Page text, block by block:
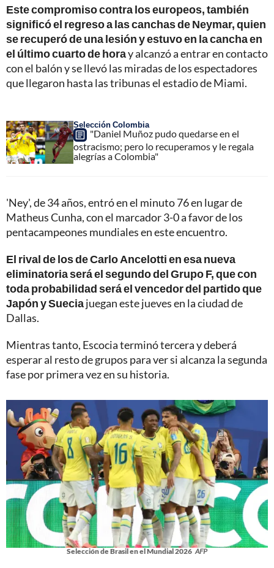
Este compromiso contra los europeos, también
significó el regreso a las canchas de Neymar, quien
se recuperó de una lesión y estuvo en la cancha en
el último cuarto de horay alcanzó a entrar en contacto
con el balón y se llevó las miradas de los espectadores
que llegaron hasta las tribunas el estadio de Miami.
Selección Colombia
"Daniel Muñoz pudo quedarse en el
ostracismo; pero lo recuperamos y le regala
alegrías a Colombia"
'Ney', de 34 años, entró en el minuto 76 en lugar de
Matheus Cunha, con el marcador 3-0 a favor de los
pentacampeones mundiales en este encuentro.
El rival de los de Carlo Ancelotti en esa nueva
eliminatoria será el segundo del Grupo F, que con
toda probabilidad será el vencedor del partido que
Japón y Sueciajuegan este jueves en la ciudad de
Dallas.
Mientras tanto, Escocia terminó tercera y deberá
esperar al resto de grupos para ver si alcanza la segunda
fase por primera vez en su historia.
Selección de Brasil en el Mundial 2026 AFP